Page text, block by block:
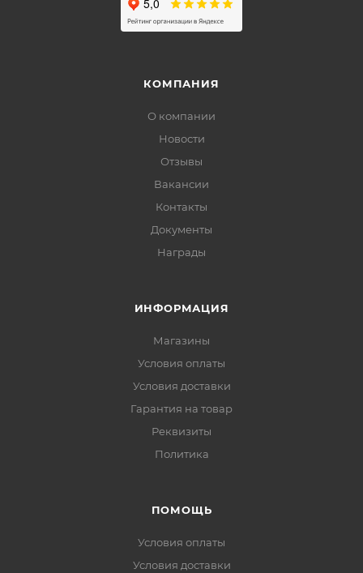
КОМПАНИЯ
О компании
Новости
Отзывы
Вакансии
Контакты
Документы
Награды
ИНФОРМАЦИЯ
Магазины
Условия оплаты
Условия доставки
Гарантия на товар
Реквизиты
Политика
ПОМОЩЬ
Условия оплаты
Условия доставки